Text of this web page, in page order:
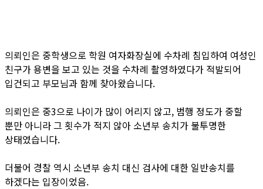
의뢰인은 중학생으로 학원 여자화장실에 수차례 침입하여 여성인
친구가 용변을 보고 있는 것을 수차례 촬영하였다가 적발되어
입건되고 부모님과 함께 찾아왔습니다.
의뢰인은 중3으로 나이가 많이 어리지 않고, 범행 정도가 중할
뿐만 아니라 그 횟수가 적지 않아 소년부 송치가 불투명한
상태였습니다.
더불어 경찰 역시 소년부 송치 대신 검사에 대한 일반송치를
하겠다는 입장이었음.